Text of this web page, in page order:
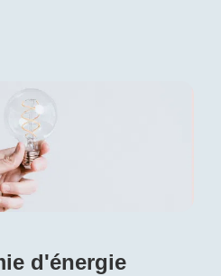
d'énergie